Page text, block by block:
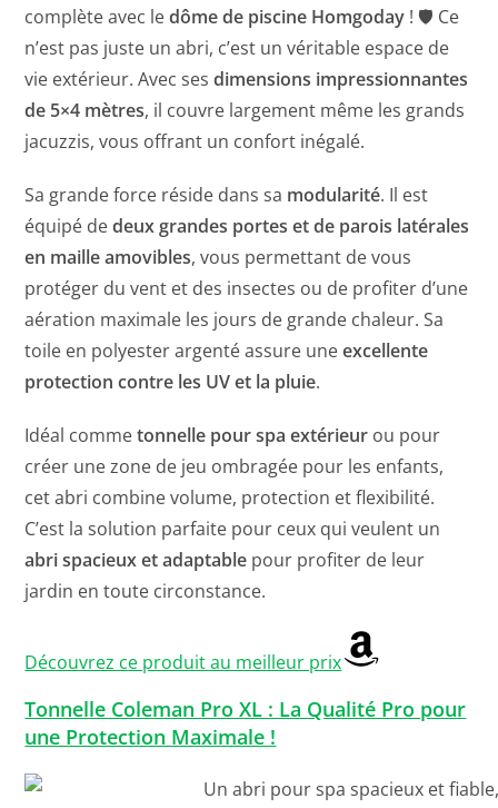
complète avec ledôme de piscine Homgoday ! 🛡️ Ce
n’est pas juste un abri, c’est un véritable espace de
vie extérieur. Avec sesdimensions impressionnantes
de 5×4 mètres, il couvre largement même les grands
jacuzzis, vous offrant un confort inégalé.
Sa grande force réside dans sa modularité. Il est
équipé dedeux grandes portes et de parois latérales
en maille amovibles, vous permettant de vous
protéger du vent et des insectes ou de profiter d’une
aération maximale les jours de grande chaleur. Sa
toile en polyester argenté assure uneexcellente
protection contre les UV et la pluie.
Idéal commetonnelle pour spa extérieur ou pour
créer une zone de jeu ombragée pour les enfants,
cet abri combine volume, protection et flexibilité.
C’est la solution parfaite pour ceux qui veulent un
abri spacieux et adaptable pour profiter de leur
jardin en toute circonstance.
Découvrez ce produit au meilleur prix
Tonnelle Coleman Pro XL : La Qualité Pro pour
une Protection Maximale !